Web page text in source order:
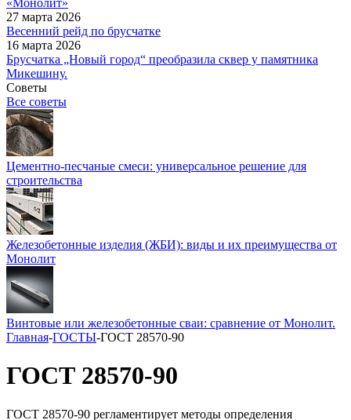
«Монолит»
27 марта 2026
Весенний рейд по брусчатке
16 марта 2026
Брусчатка „Новый город“ преобразила сквер у памятника
Микешину.
Советы
Все советы
Цементно-песчаные смеси: универсальное решение для
строительства
Железобетонные изделия (ЖБИ): виды и их преимущества от
Монолит
Винтовые или железобетонные сваи: сравнение от Монолит.
Главная-ГОСТЫ-ГОСТ 28570-90
ГОСТ 28570-90
ГОСТ 28570-90 регламентирует методы определения